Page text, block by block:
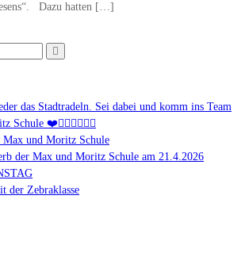
Dazu hatten […]
Search
das Stadtradeln. Sei dabei und komm ins Team
Schule ❤️🚴🏻‍♀️🚴🏻‍♂️
Max und Moritz Schule
der Max und Moritz Schule am 21.4.2026
der Zebraklasse